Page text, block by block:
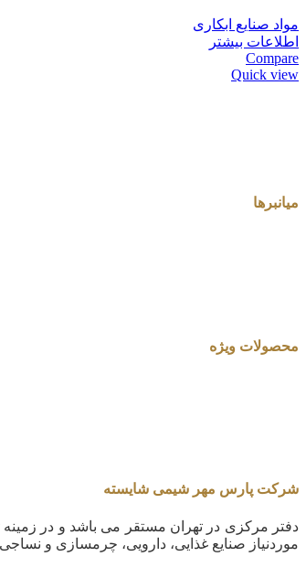
مواد صنایع ابکاری
اطلاعات بیشتر
Compare
Quick view
میانبرها
محصولات ویژه
شرکت پارس مهر شیمی شایسته
دفتر مرکزی در تهران مستقر می باشد و در زمینه
موردنیاز صنایع غذایی، دارویی، چرمسازی و